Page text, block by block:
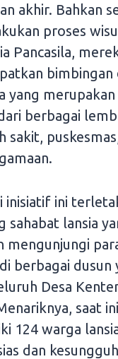
akhir. Bahkan
proses
Pancasila,
bimbingan
yang merupakan
berbagai
sakit,
inisiatif ini
sahabat lansia
mengunjungi
berbagai dusun
Desa
saat
124 warga
dan